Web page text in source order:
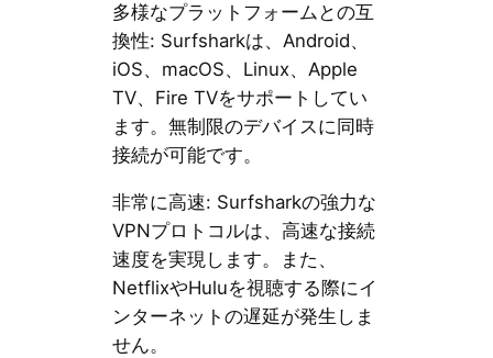
多様なプラットフォームとの互
換性: Surfsharkは、Android、
iOS、macOS、Linux、Apple
TV、Fire TVをサポートしてい
ます。無制限のデバイスに同時
接続が可能です。
非常に高速: Surfsharkの強力な
VPNプロトコルは、高速な接続
速度を実現します。また、
NetflixやHuluを視聴する際にイ
ンターネットの遅延が発生しま
せん。